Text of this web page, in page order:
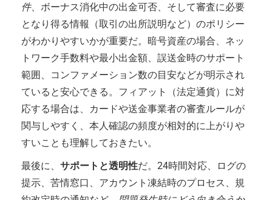
件、ボーナス消化中の出金可否、そして審査に必要
となり得る情報（取引の出所説明など）のポリシー
がわかりやすいかが重要だ。暗号資産の場合、ネッ
トワーク手数料や最小出金額、誤送金時のサポート
範囲、コンファメーション数の目安などが明示され
ていると安心できる。フィアット（法定通貨）に対
応する場合は、カードや送金事業者の審査ルールが
関与しやすく、本人確認の頻度が相対的に上がりや
すいことも理解しておきたい。
最後に、 サポートと透明性だ。24時間対応、ログの
提示、苦情窓口、アカウント凍結時のプロセス、規